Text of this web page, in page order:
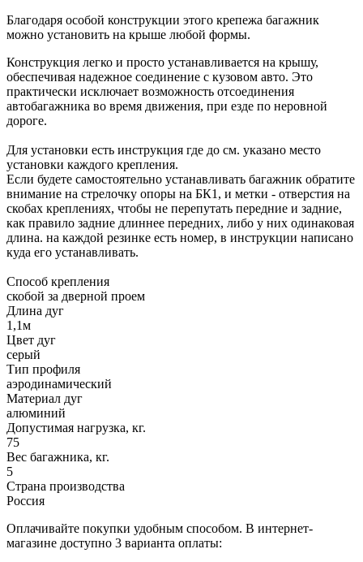
Благодаря особой конструкции этого крепежа багажник
можно установить на крыше любой формы.
Конструкция легко и просто устанавливается на крышу,
обеспечивая надежное соединение с кузовом авто. Это
практически исключает возможность отсоединения
автобагажника во время движения, при езде по неровной
дороге.
Для установки есть инструкция где до см. указано место
установки каждого крепления.
Если будете самостоятельно устанавливать багажник обратите
внимание на стрелочку опоры на БК1, и метки - отверстия на
скобах креплениях, чтобы не перепутать передние и задние,
как правило задние длиннее передних, либо у них одинаковая
длина. на каждой резинке есть номер, в инструкции написано
куда его устанавливать.
Способ крепления
скобой за дверной проем
Длина дуг
1,1м
Цвет дуг
серый
Тип профиля
аэродинамический
Материал дуг
алюминий
Допустимая нагрузка, кг.
75
Вес багажника, кг.
5
Страна производства
Россия
Оплачивайте покупки удобным способом. В интернет-
магазине доступно 3 варианта оплаты: